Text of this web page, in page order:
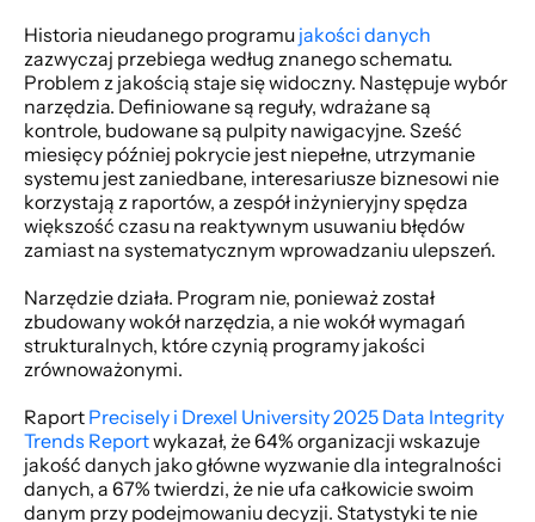
Historia nieudanego programu
zazwyczaj przebiega według znanego schematu.
Problem z jakością staje się widoczny. Następuje wybór
narzędzia. Definiowane są reguły, wdrażane są
kontrole, budowane są pulpity nawigacyjne. Sześć
miesięcy później pokrycie jest niepełne, utrzymanie
systemu jest zaniedbane, interesariusze biznesowi nie
korzystają z raportów, a zespół inżynieryjny spędza
większość czasu na reaktywnym usuwaniu błędów
zamiast na systematycznym wprowadzaniu ulepszeń.
Narzędzie działa. Program nie, ponieważ został
zbudowany wokół narzędzia, a nie wokół wymagań
strukturalnych, które czynią programy jakości
zrównoważonymi.
Raport Precisely i Drexel University 2025 Data Integrity
Trends Report wykazał, że 64% organizacji wskazuje
jakość danych jako główne wyzwanie dla integralności
danych, a 67% twierdzi, że nie ufa całkowicie swoim
danym przy podejmowaniu decyzji. Statystyki te nie